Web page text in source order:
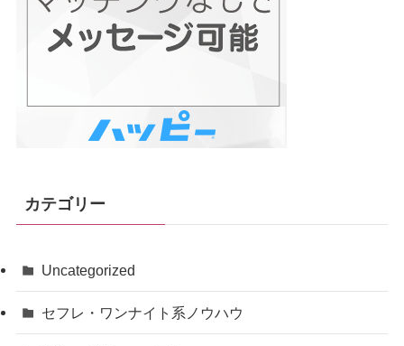
カテゴリー
Uncategorized
セフレ・ワンナイト系ノウハウ